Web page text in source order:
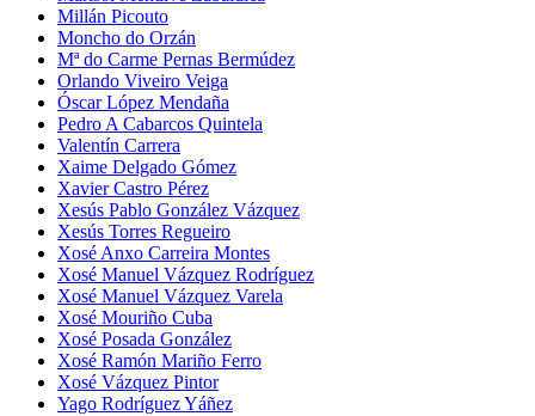
Millán Picouto
Moncho do Orzán
Mª do Carme Pernas Bermúdez
Orlando Viveiro Veiga
Óscar López Mendaña
Pedro A Cabarcos Quintela
Valentín Carrera
Xaime Delgado Gómez
Xavier Castro Pérez
Xesús Pablo González Vázquez
Xesús Torres Regueiro
Xosé Anxo Carreira Montes
Xosé Manuel Vázquez Rodríguez
Xosé Manuel Vázquez Varela
Xosé Mouriño Cuba
Xosé Posada González
Xosé Ramón Mariño Ferro
Xosé Vázquez Pintor
Yago Rodríguez Yáñez